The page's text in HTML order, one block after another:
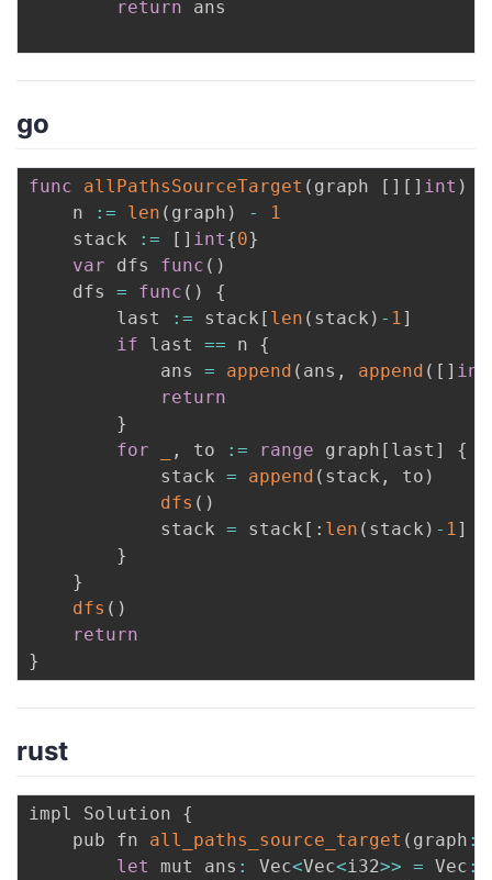
return ans
go
func allPathsSourceTarget ( graph [ ] [ ] int )
	n
:= len ( graph ) -
1
	stack
:= [ ] int{0}
var dfs func ( )
	dfs
= func ( )
{
		last
:= stack [ len ( stack ) - 1 ]
if last == n {
			ans
= append ( ans , append ( [ ] int
return
}
for
, to := range graph [ last ]
{
			stack
= append ( stack , to )
dfs ( )
			stack
= stack [ : len ( stack ) - 1 ]
}
}
dfs ( )
return
}
rust
impl Solution {
    pub fn
all_paths_source_target ( graph :
let
mut ans : Vec<Vec<i32>> = Vec :